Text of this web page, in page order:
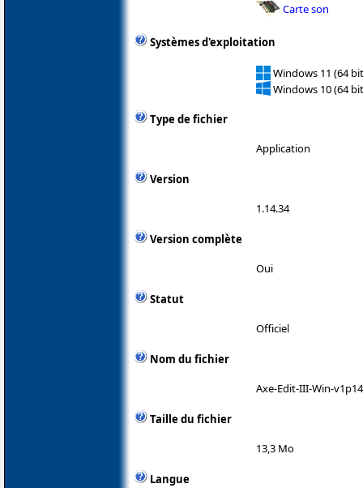
Carte son
Systèmes d'exploitation
Windows 11 (64
Windows 10 (64
Type de fichier
Application
Version
1.14.34
Version complète
Oui
Statut
Officiel
Nom du fichier
Axe-Edit-III-Win-
Taille du fichier
13,3 Mo
Langue